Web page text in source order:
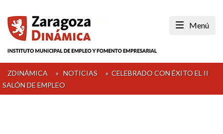
content
Menú
ZDINÁMICA » NOTICIAS » CELEBRADO CON ÉXITO EL II
SALÓN DE EMPLEO